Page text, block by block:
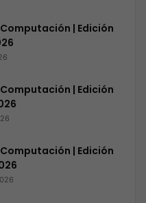
| Edición
| Edición
| Edición